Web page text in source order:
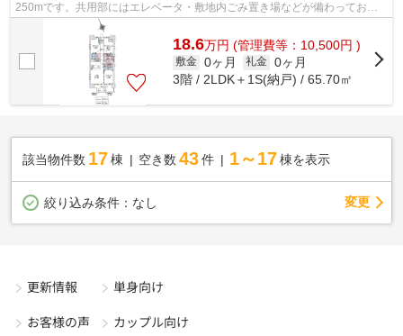
250mです。共用部にはエレベータ・敷地内ごみ置き場などが備わっており
とても充実しています。個性派の方には嬉しい...
18.6万円 (管理費等：10,500円 )
敷金 0ヶ月 礼金 0ヶ月
3階 / 2LDK＋1S(納戸) / 65.70㎡
該当物件数 17棟 空き数 43 件 1～17 棟を表示
絞り込み条件： なし 変更
更新情報
お客様の声
単身向け
カップル向け